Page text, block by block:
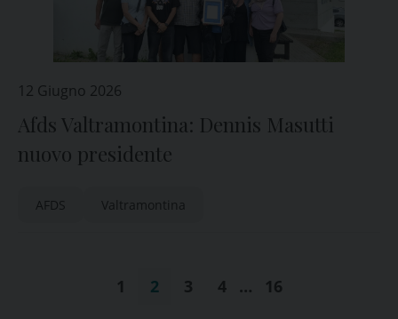
12 Giugno 2026
Afds Valtramontina: Dennis Masutti
nuovo presidente
AFDS Valtramontina
1 2 3 4 …
16